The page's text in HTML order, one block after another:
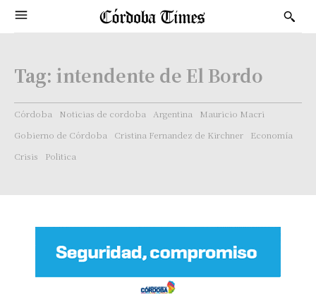
Tag: intendente de El Bordo
Córdoba Noticias de cordoba Argentina
Mauricio Macri
Gobierno de Córdoba
Cristina Fernandez de Kirchner
Economía
Crisis
Politica